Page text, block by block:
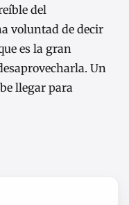
del
voluntad de decir
es la gran
Un
llegar para